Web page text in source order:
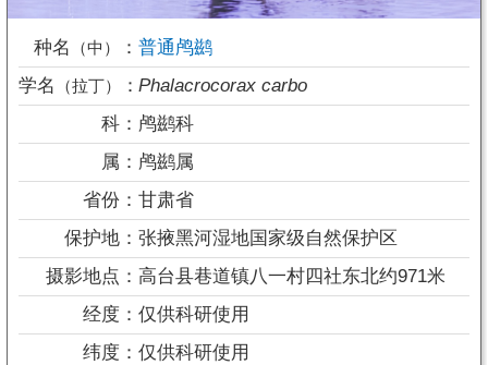
种名 （中） ： 普通鸬鹚
学名
（拉丁） ：Phalacrocorax carbo
科： 鸬鹚科
属： 鸬鹚属
省份： 甘肃省
保护地： 张掖黑河湿地国家级自然保护区
摄影地点： 高台县巷道镇八一村四社东北约971米
经度： 仅供科研使用
纬度： 仅供科研使用